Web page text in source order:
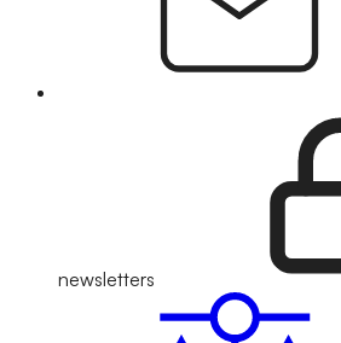
newsletters